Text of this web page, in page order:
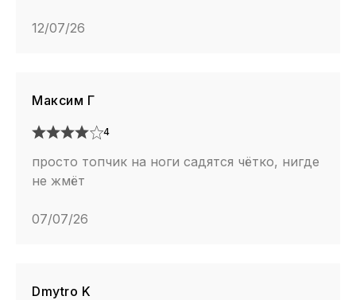
12/07/26
Максим Г
4
просто топчик на ноги садятся чётко, нигде
не жмёт
07/07/26
Dmytro K